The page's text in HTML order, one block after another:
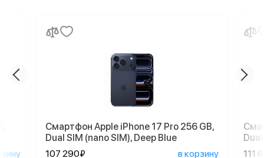
Смартфон Apple iPhone 17 Pro 256 GB,
Dual SIM (nano SIM), Deep Blue
107 290₽
в корзину
111